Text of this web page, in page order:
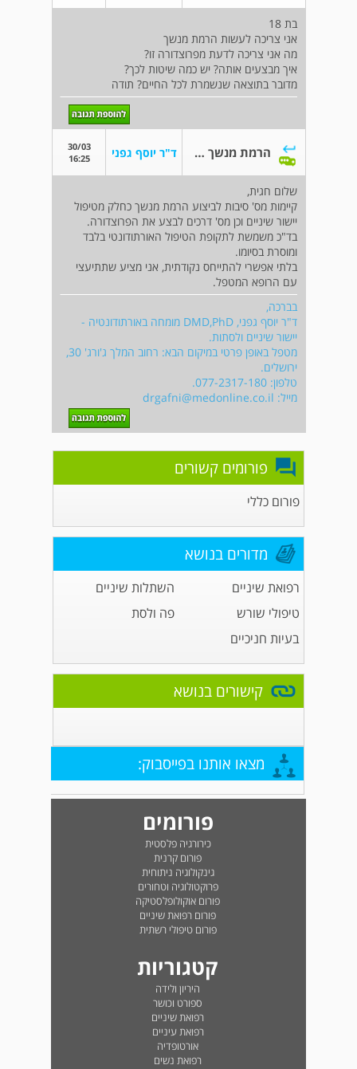
בת 18
אני צריכה לעשות הרמת מנשך
מה אני צריכה לדעת מפרוצדורה זו?
איך מבצעים אותה? יש כמה שיטות לכך?
מדובר בתוצאה שנשמרת לכל החיים? תודה
הרמת מנשך מה זה בכלל ד"ר יוסף גפני
30/03
16:25
שלום חגית,
קיימות מס' סיבות לביצוע הרמת מנשך כחלק מטיפול
יישור שיניים וכן מס' דרכים לבצע את הפרוצדורה.
בד"כ משמשת לתקופת הטיפול האורתודונטי בלבד
ומוסרת בסיומו.
בלתי אפשרי להתייחס נקודתית, אני מציע שתתיעצי
עם הרופא המטפל.
בברכה,
ד"ר יוסף גפני, DMD,PhD מומחה באורתודונטיה -
יישור שיניים ולסתות.
מטפל באופן פרטי במיקום הבא: רחוב המלך ג'ורג' 30,
ירושלים.
טלפון: 077-2317-180.
מייל: drgafni@medonline.co.il
פורומים קשורים
פורום כללי
מדורים בנושא
רפואת שיניים
השתלות שיניים
טיפולי שורש
פה ולסת
בעיות חניכיים
קישורים בנושא
מצאו אותנו בפייסבוק:
פורומים
כירורגיה פלסטית
פורום קרנית
גינקולוגיה ניתוחית
פרוקטולוגיה וטחורים
פורום אוקולופלסטיקה
פורום רפואת שיניים
פורום טיפולי רשתית
קטגוריות
היריון ולידה
ספורט וכושר
רפואת שיניים
רפואת עיניים
אורטופדיה
רפואת נשים